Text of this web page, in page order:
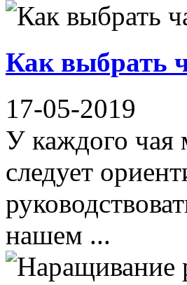
Как выбрать
17-05-2019
У каждого чая
следует
нашем ...